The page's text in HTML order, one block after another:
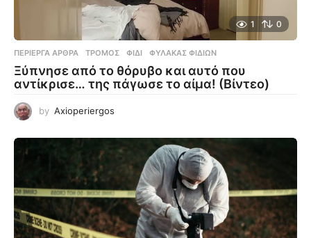
1 0
ΠΕΡΊΕΡΓΑ ΆΡΘΡΑ ΤΡΌΜΟΣ ,ΦΊΔΙ ,ΦΎΛΑΚΑΣ ΦΙΔΙΏΝ
Ξύπνησε από το θόρυβο και αυτό που
αντίκρισε… της πάγωσε το αίμα! (Βίντεο)
by Axioperiergos